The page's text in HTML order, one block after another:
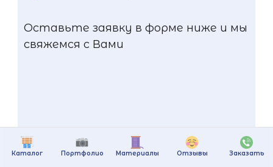
Каталог Портфолио Материалы Отзывы Заказать
Оставьте заявку в форме ниже и мы
свяжемся с Вами